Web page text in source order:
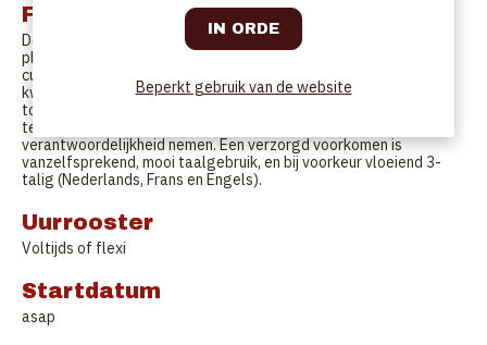
Functieprofiel
Degelijke horeca/hotelopleiding. Professionele ervaring is een
pluspunt. Je bent gemotiveerd, gepassioneerd door het vak en
culinair onderlegd. Je ziet werk en stelt jezelf hoge
kwaliteitseisen, die aansluiten bij de visie van RAS. Onze
toekomstige collega is sociaal, functioneert goed in
teamverband maar kan ook zelfstandig werken en
verantwoordelijkheid nemen. Een verzorgd voorkomen is
vanzelfsprekend, mooi taalgebruik, en bij voorkeur vloeiend 3-
talig (Nederlands, Frans en Engels).
Uurrooster
Voltijds of flexi
Startdatum
asap
Beperkt gebruik van de website